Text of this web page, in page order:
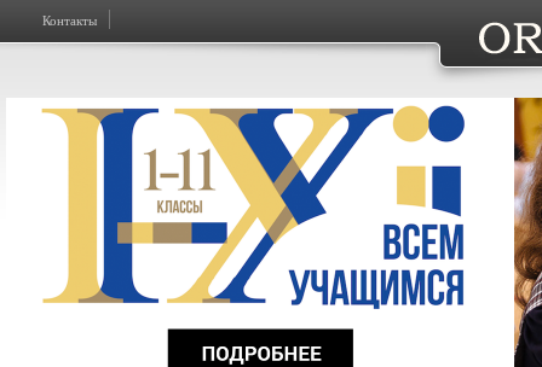
Контакты